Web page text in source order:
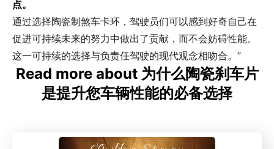
点。
通过选择陶瓷制煞车卡环，驾驶员们可以感到好奇自己在
促进可持续未来的努力中做出了贡献，而不会妨碍性能。
这一可持续的选择与负责任驾驶的现代观念相吻合。”
Read more about 为什么陶瓷刹车片
是提升您车辆性能的必备选择